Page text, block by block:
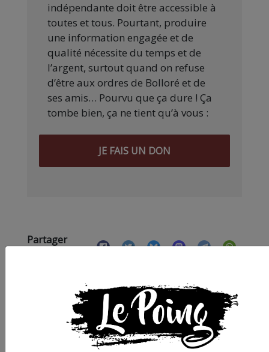
indépendante doit être accessible à
toutes et tous. Pourtant, produire
une information engagée et de
qualité nécessite du temps et de
l’argent, surtout quand on refuse
d’être aux ordres de Bolloré et de
ses amis… Pourvu que ça dure ! Ça
tombe bien, ça ne tient qu’à vous :
JE FAIS UN DON
Partager
ARTICLE AGORA SUIVANT :